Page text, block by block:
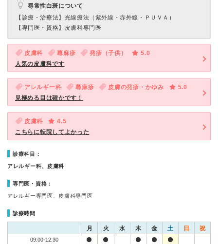
尋常性白斑について
【診療・治療法】 光線療法（紫外線・赤外線・ＰＵＶＡ）
【専門医・資格】 皮膚科専門医
皮膚科 蕁麻疹 発疹（子供）
5.0
人気の皮膚科です
アレルギー科 蕁麻疹 皮膚の発疹・かゆみ
5.0
見極める目は確かです！
皮膚科
4.5
こちらに転院してよかった
診療科目：
アレルギー科、皮膚科
専門医・資格：
アレルギー専門医、皮膚科専門医
診療時間
月 火 水 木 金 土 日 祝
09:00-12:30